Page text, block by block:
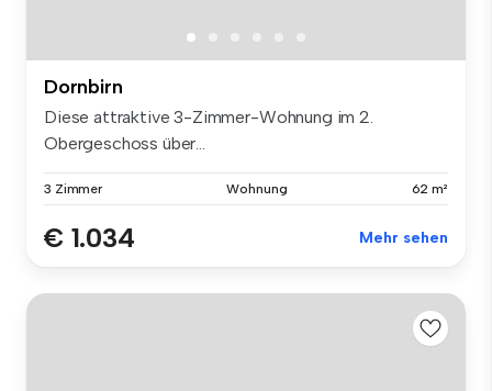
Dornbirn
Diese attraktive 3-Zimmer-Wohnung im 2.
Obergeschoss über...
3 Zimmer Wohnung 62 m²
€ 1.034 Mehr sehen